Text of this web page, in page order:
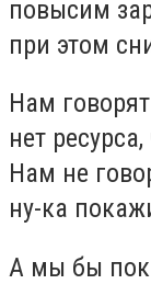
повысим
при этом
Нам
нет
Нам не
ну-ка
А мы бы